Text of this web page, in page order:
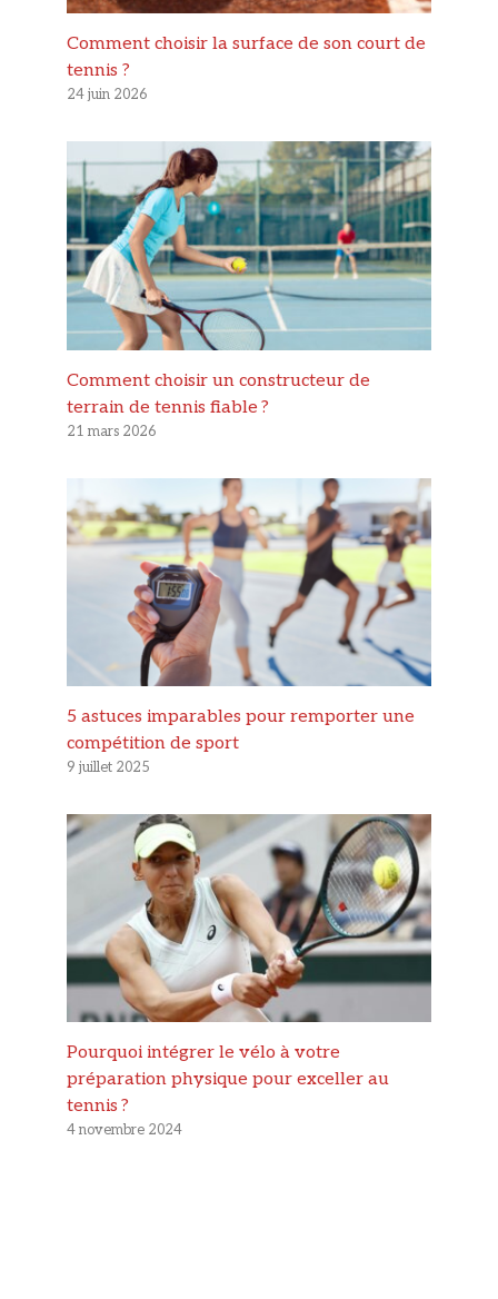
Comment choisir la surface de son court de
tennis ?
24 juin 2026
Comment choisir un constructeur de
terrain de tennis fiable ?
21 mars 2026
5 astuces imparables pour remporter une
compétition de sport
9 juillet 2025
Pourquoi intégrer le vélo à votre
préparation physique pour exceller au
tennis ?
4 novembre 2024